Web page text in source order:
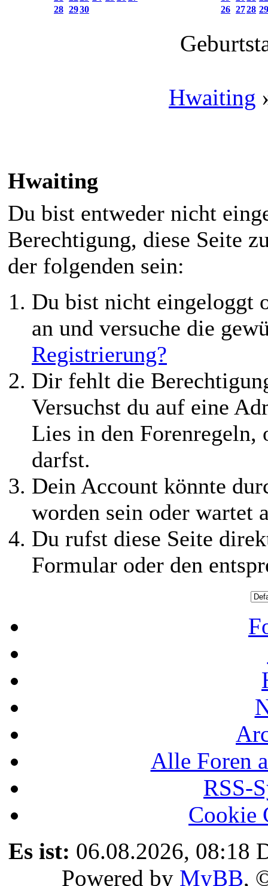
28 2930
26 2728 29
Hwaiting
Hwaiting
Du bist entweder nicht
Berechtigung, diese Seite
der folgenden sein:
Du bist nicht eingeloggt
an und versuche die
Registrierung?
Dir fehlt die
Versuchst du auf eine
Lies in den Forenregeln,
darfst.
Dein Account könnte
worden sein oder wartet
Du rufst diese Seite
Formular oder den
Alle Foren
RSS-
Cookie
Es ist: 06.08.2026, 08:18
Powered by MyBB,